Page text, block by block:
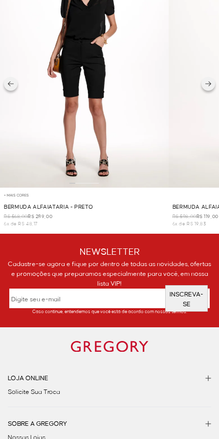
+ MAIS CORES
BERMUDA ALFAIATARIA - PRETO
R$ 568,00R$ 289,00
6x de R$ 48,17
BERMUDA
R$ 598,00R$ 119,00
6x de R$ 19,83
NEWSLETTER
Cadastre-se agora e fique por dentro de todas as novidades, ofertas
e promoções que preparamos especialmente para você, em nossa
lista VIP!
INSCREVA-
SE
Caso continue, entendemos que você está de acordo com nossos termos.
LOJA ONLINE
Solicite Sua Troca
SOBRE A GREGORY